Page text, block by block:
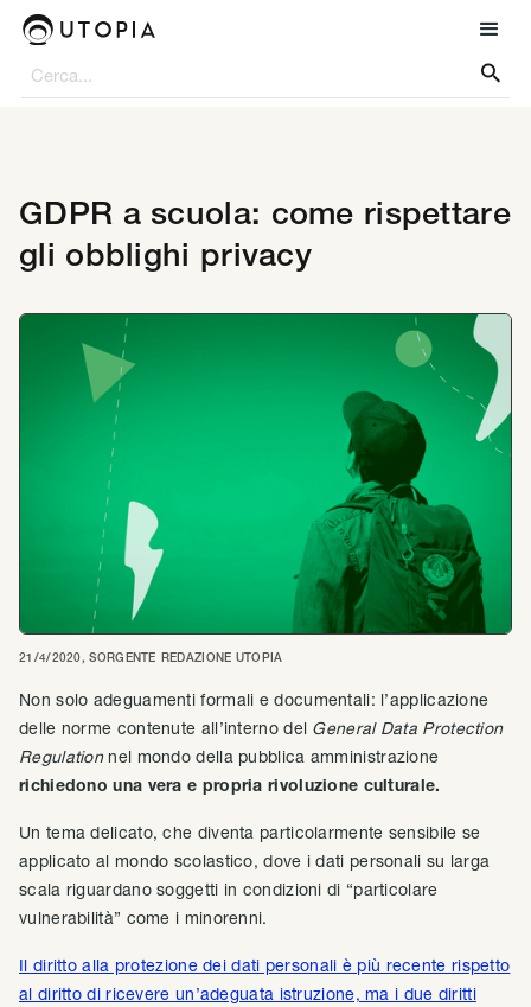

GDPR a scuola: come rispettare
gli obblighi privacy
21/4/2020 , SORGENTE REDAZIONE UTOPIA
Non solo adeguamenti formali e documentali: l’applicazione
delle norme contenute all’interno del General Data Protection
Regulation nel mondo della pubblica amministrazione
richiedono una vera e propria rivoluzione culturale.
Un tema delicato, che diventa particolarmente sensibile se
applicato al mondo scolastico, dove i dati personali su larga
scala riguardano soggetti in condizioni di “particolare
vulnerabilità” come i minorenni.
Il diritto alla protezione dei dati personali è più recente rispetto
al diritto di ricevere un’adeguata istruzione, ma i due diritti